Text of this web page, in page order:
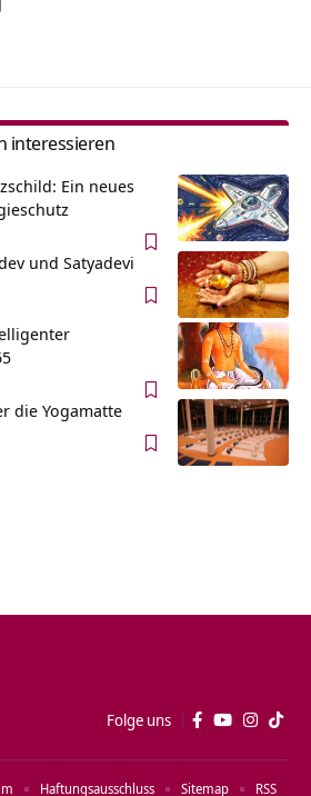
interessieren
Ein neues
und Satyadevi
die Yogamatte
Folge uns
Haftungsausschluss Sitemap RSS